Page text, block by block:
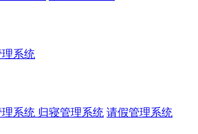
系统
系统 归寝管理系统 请假管理系统